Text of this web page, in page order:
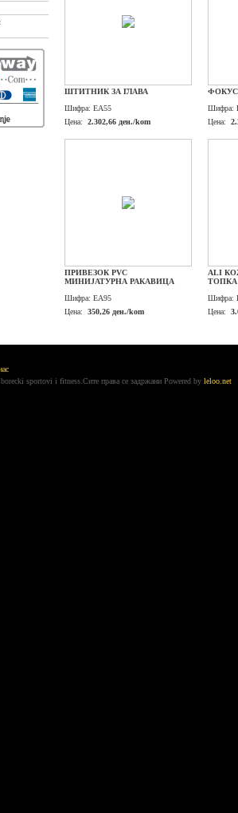
ШТИТНИК ЗА ГЛАВА
Шифра: EA55
Цена:
2.302,66 ден./kom
Шифра:
Цена:
ПРИВЕЗОК PVC
МИНИЈАТУРНА РАКАВИЦА
Шифра: EA95
Цена:
350,26 ден./kom
ALI
ТОПКА
Шифра:
Цена:
sportovi i fitness.Сите права се задржани Powered by leloo.net